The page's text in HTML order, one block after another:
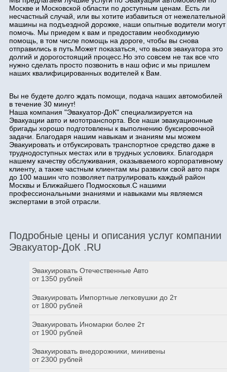
Москве и Московской области по доступным ценам. Есть ли
несчастный случай, или вы хотите избавиться от нежелательной
машины на подъездной дорожке, наши опытные водители могут
помочь. Мы приедем к вам и предоставим необходимую
помощь, в том числе помощь на дороге, чтобы вы снова
отправились в путь.Может показаться, что вызов эвакуатора это
долгий и дорогостоящий процесс.Но это совсем не так все что
нужно сделать просто позвонить в наш офис и мы пришлем
наших квалифицированных водителей к Вам.
Вы не будете долго ждать помощи, подача наших автомобилей
в течение 30 минут!
Наша компания "Эвакуатор-ДоК" специализируется на
Эвакуации авто и мототранспорта. Все наши эвакуационные
бригады хорошо подготовлены к выполнению буксировочной
задачи. Благодаря нашим навыкам и знаниям мы можем
Эвакуировать и отбуксировать транспортное средство даже в
труднодоступных местах или в трудных условиях. Благодаря
нашему качеству обслуживания, оказываемого корпоративному
клиенту, а также частным клиентам мы развили свой авто парк
до 100 машин что позволяет патрулировать каждый район
Москвы и Ближайшего Подмосковья.С нашими
профессиональными знаниями и навыками мы являемся
экспертами в этой отрасли.
Подробные цены и описания услуг компании
Эвакуатор-ДоК .RU
Эвакуировать Отечественные Авто
от 1350 рублей
Эвакуировать Импортные легковушки до 2т
от 1800 рублей
Эвакуировать Иномарки более 2т
от 1900 рублей
Эвакуировать внедорожники, минивены
от 2300 рублей